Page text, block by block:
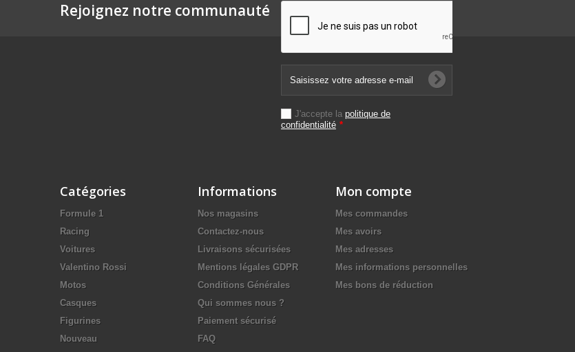
Rejoignez notre communauté
J'accepte la politique de
confidentialité *
Catégories
Formule 1
Racing
Voitures
Valentino Rossi
Motos
Casques
Figurines
Nouveau
Informations
Nos magasins
Contactez-nous
Livraisons sécurisées
Mentions légales GDPR
Conditions Générales
Qui sommes nous ?
Paiement sécurisé
FAQ
Mon compte
Mes commandes
Mes avoirs
Mes adresses
Mes informations personnelles
Mes bons de réduction